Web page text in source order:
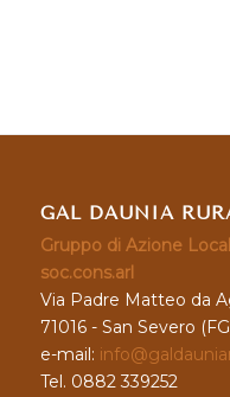
GAL DAUNIA
Gruppo di Azione
soc.cons.arl
Via Padre Matteo da
71016 - San Severo
e-mail:
Tel. 0882 339252